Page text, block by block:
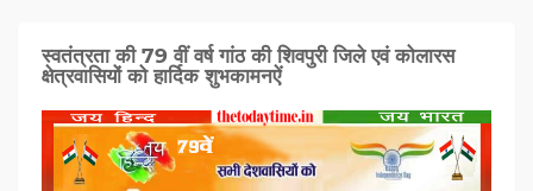
स्वतंत्रता की 79 वीं वर्ष गांठ की शिवपुरी जिले एवं कोलारस
क्षेत्रवासियों को हार्दिक शुभकामनऐं